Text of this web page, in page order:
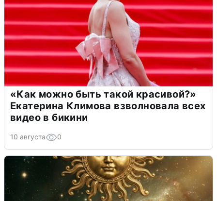
«Как можно быть такой красивой?»
Екатерина Климова взволновала всех
видео в бикини
10 августа 0